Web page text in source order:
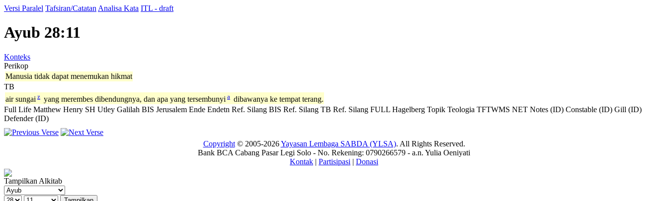
Versi Paralel Tafsiran/Catatan Analisa Kata ITL - draft
Ayub 28:11
Konteks
Perikop
Manusia tidak dapat menemukan hikmat
TB
air sungai z yang merembes dibendungnya, dan apa yang tersembunyi a dibawanya ke tempat terang.
Full Life Matthew Henry SH Utley Galilah BIS Jerusalem Ende Endetn Ref. Silang BIS Ref. Silang TB Ref. Silang FULL Hagelberg Topik Teologia TFTWMS NET Notes (ID) Constable (ID) Gill (ID)
Defender (ID)
Copyright© 2005-2026Yayasan Lembaga SABDA (YLSA). All Rights Reserved.
Bank BCA Cabang Pasar Legi Solo - No. Rekening: 0790266579 - a.n. Yulia Oeniyati
Kontak | Partisipasi | Donasi
Tampilkan Alkitab